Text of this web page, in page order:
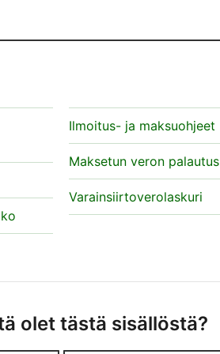
Ilmoitus- ja maksuohjeet
Maksetun veron palautus
Varainsiirtoverolaskuri
olet tästä sisällöstä?